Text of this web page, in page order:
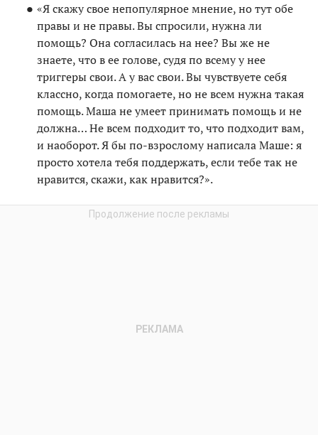
«Я скажу свое непопулярное мнение, но тут обе
правы и не правы. Вы спросили, нужна ли
помощь? Она согласилась на нее? Вы же не
знаете, что в ее голове, судя по всему у нее
триггеры свои. А у вас свои. Вы чувствуете себя
классно, когда помогаете, но не всем нужна такая
помощь. Маша не умеет принимать помощь и не
должна… Не всем подходит то, что подходит вам,
и наоборот. Я бы по-взрослому написала Маше: я
просто хотела тебя поддержать, если тебе так не
нравится, скажи, как нравится?».